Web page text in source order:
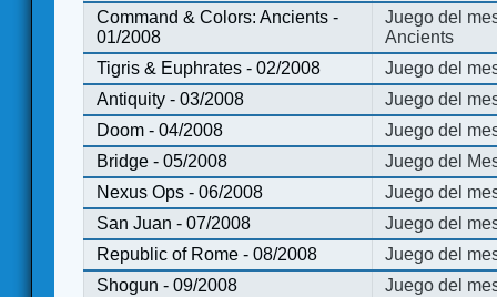
Command & Colors: Ancients -
01/2008
Juego del
Ancients
Tigris & Euphrates - 02/2008
Juego del
Antiquity - 03/2008
Juego del
Doom - 04/2008
Juego del
Bridge - 05/2008
Juego del
Nexus Ops - 06/2008
Juego del
San Juan - 07/2008
Juego del
Republic of Rome - 08/2008
Juego del
Shogun - 09/2008
Juego del